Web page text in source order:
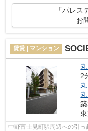
「パレス
お
賃貸 | マンション
2
中野富士見町駅周辺への引っ